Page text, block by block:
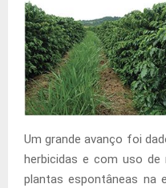
Um grande avanço foi
herbicidas e com uso
plantas espontâneas na